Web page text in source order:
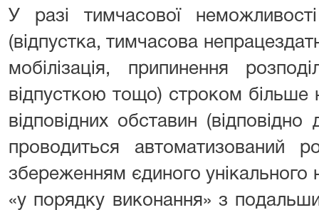
У разі тимчасової
(відпустка, тимчасова
мобілізація, припинення
відпусткою тощо) строком більше
відповідних обставин
проводиться автоматизований
збереженням єдиного
«у порядку виконання» з